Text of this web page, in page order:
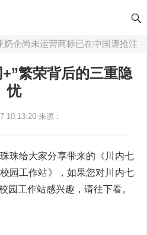
企尚未运营商标已在中国遭抢注
繁荣背后的三重隐
忧
10:13:20 来源：
珠给大家分享带来的《川内七
园工作站》，如果您对川内七
园工作站感兴趣，请往下看。